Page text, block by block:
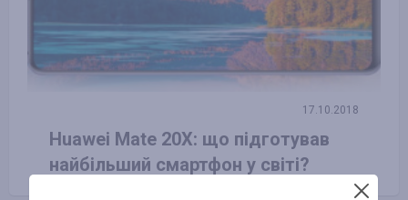
17.10.2018
Huawei Mate 20X: що підготував
найбільший смартфон у світі?